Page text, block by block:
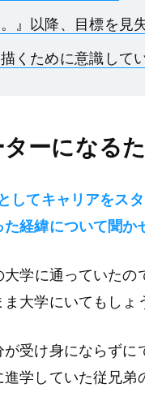
』以降、目標を見
くために意識して
ーになる
してキャリアをス
経緯について聞か
学に通っていたの
大学にいてもしょ
が受け身にならず
進学していた従兄